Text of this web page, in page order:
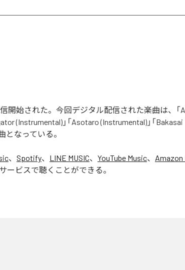
開始された。今回デジタル配信された楽曲は、「
(Instrumental)」「Asotaro (Instrumental)」「Bakasai
となっている。
、 Spotify、 LINE MUSIC、 YouTube Music、 Amazon
ービスで聴くことができる。